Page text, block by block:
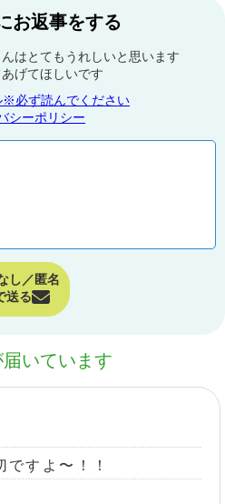
お返事をする
はとてもうれしいと思います
げてほしいです
※必ず読んでください
シーポリシー
し／匿名
送る
いています
すよ〜！！